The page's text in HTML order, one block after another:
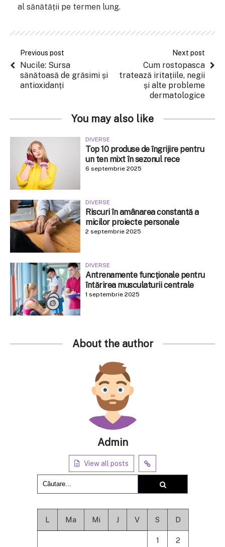
al sănătății pe termen lung.
Previous post
Nucile: Sursa
sănătoasă de grăsimi și
antioxidanți
Next post
Cum rostopasca
tratează iritațiile, negii
și alte probleme
dermatologice
You may also like
DIVERSE
Top 10 produse de îngrijire pentru
un ten mixt în sezonul rece
6 septembrie 2025
DIVERSE
Riscuri în amânarea constantă a
micilor proiecte personale
2 septembrie 2025
DIVERSE
Antrenamente funcționale pentru
întărirea musculaturii centrale
1 septembrie 2025
About the author
Admin
View all posts
L Ma Mi J V S D
1 2